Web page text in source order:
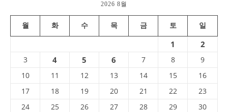
2026 8월
월 화 수 목 금 토 일
1 2
3 4 5 6 7 8
9
10
11 12 13 14 15
16
17
18 19 20 21 22
23
24
25 26 27 28 29
30